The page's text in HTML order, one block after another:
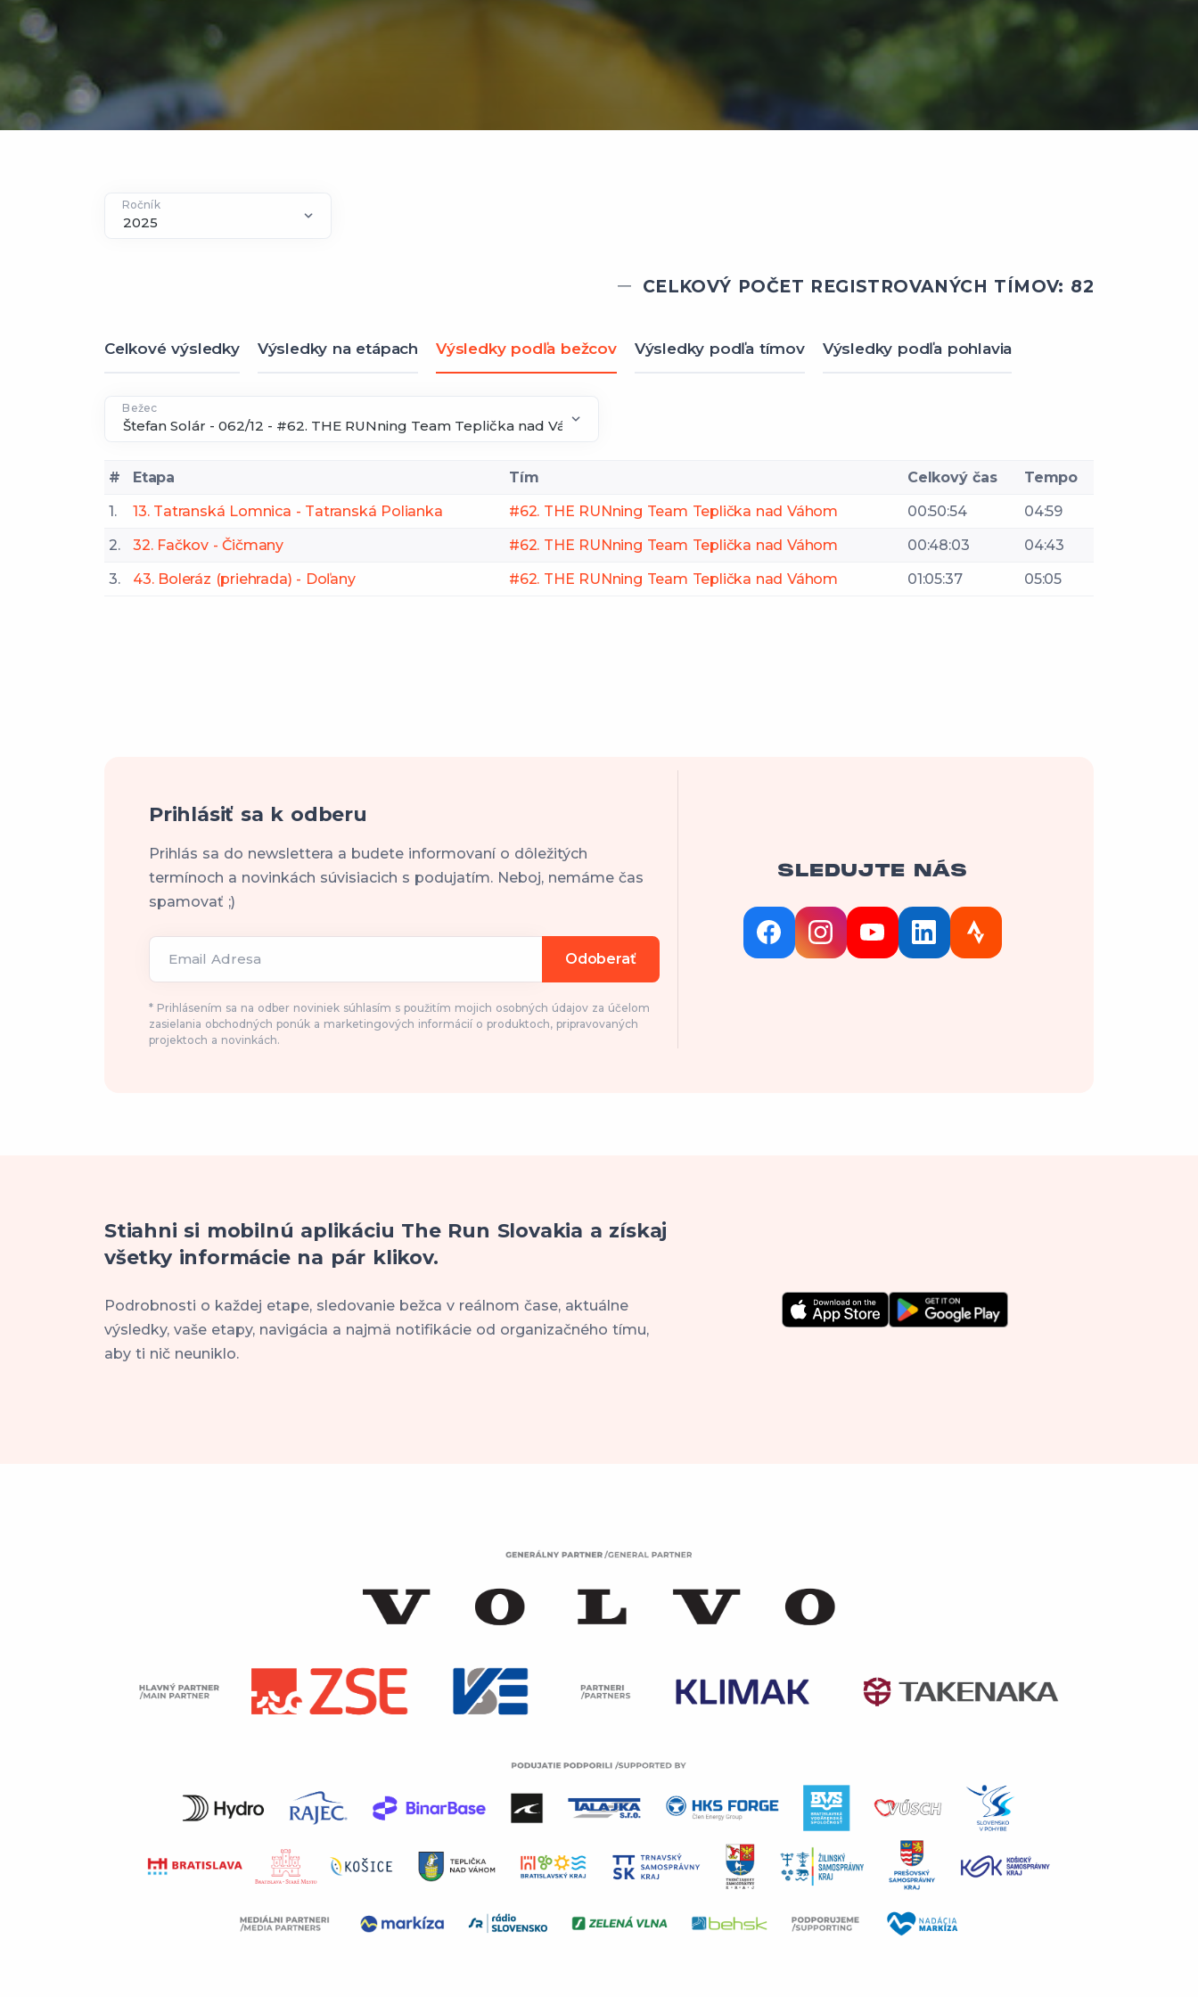
Ročník
CELKOVÝ POČET REGISTROVANÝCH TÍMOV: 82
Celkové výsledky Výsledky na etápach Výsledky podľa bežcov Výsledky podľa tímov Výsledky podľa pohlavia
Bežec
# Etapa Tím Celkový čas
Tempo
1.
13. Tatranská Lomnica - Tatranská Polianka #62. THE RUNning Team Teplička nad Váhom 00:50:54
04:59
2.
32. Fačkov - Čičmany #62. THE RUNning Team Teplička nad Váhom 00:48:03
04:43
3.
43. Boleráz (priehrada) - Doľany #62. THE RUNning Team Teplička nad Váhom 01:05:37 05:05
Prihlásiť sa k odberu
Prihlás sa do newslettera a budete informovaní o dôležitých
termínoch a novinkách súvisiacich s podujatím. Neboj, nemáme čas
spamovať ;)
Email Adresa Odoberať
* Prihlásením sa na odber noviniek súhlasím s použitím mojich osobných údajov za účelom
zasielania obchodných ponúk a marketingových informácií o produktoch, pripravovaných
projektoch a novinkách.
SLEDUJTE NÁS
Stiahni si mobilnú aplikáciu The Run Slovakia a získaj
všetky informácie na pár klikov.
Podrobnosti o každej etape, sledovanie bežca v reálnom čase, aktuálne
výsledky, vaše etapy, navigácia a najmä notifikácie od organizačného tímu,
aby ti nič neuniklo.